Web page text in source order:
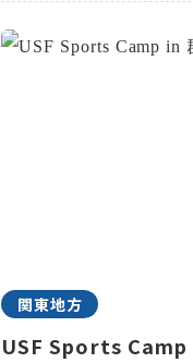
関東地方
USF Sports